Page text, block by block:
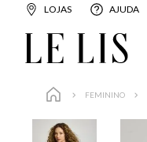
LOJAS AJUDA
FEMININO